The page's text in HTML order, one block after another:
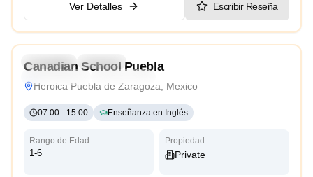
Ver Detalles Escribir Reseña
Preschool
Daycare
Canadian School Puebla
Heroica Puebla de Zaragoza, Mexico
07:00 - 15:00 Enseñanza en: Inglés
Rango de Edad
1-6
Propiedad
Private